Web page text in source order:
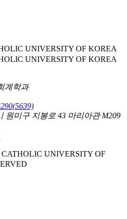
계학과
(5639)
원미구 지봉로 43 마리아관 M209
UNIVERSITY OF